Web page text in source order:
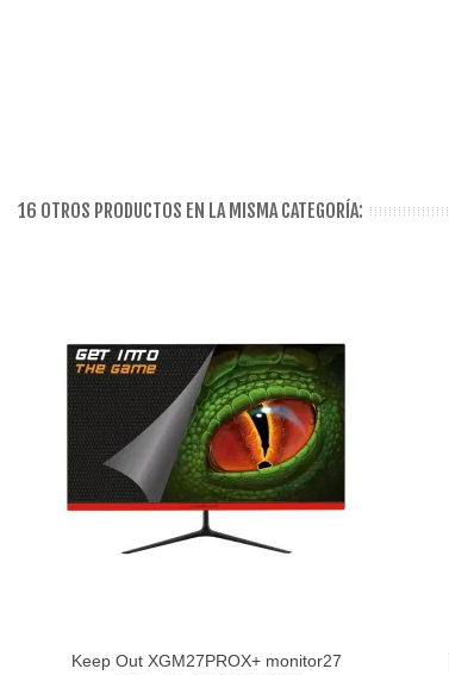
16 OTROS PRODUCTOS EN LA MISMA CATEGORÍA:
Añadir al carrito
Keep Out XGM27PROX+ monitor27